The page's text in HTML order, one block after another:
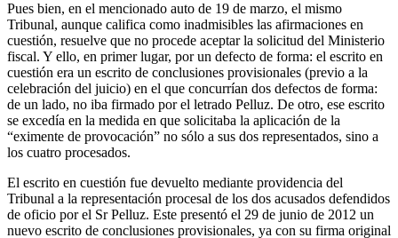
Pues bien, en el mencionado auto de 19 de marzo, el mismo
Tribunal, aunque califica como inadmisibles las afirmaciones en
cuestión, resuelve que no procede aceptar la solicitud del Ministerio
fiscal. Y ello, en primer lugar, por un defecto de forma: el escrito en
cuestión era un escrito de conclusiones provisionales (previo a la
celebración del juicio) en el que concurrían dos defectos de forma:
de un lado, no iba firmado por el letrado Pelluz. De otro, ese escrito
se excedía en la medida en que solicitaba la aplicación de la
“eximente de provocación” no sólo a sus dos representados, sino a
los cuatro procesados.
El escrito en cuestión fue devuelto mediante providencia del
Tribunal a la representación procesal de los dos acusados defendidos
de oficio por el Sr Pelluz. Este presentó el 29 de junio de 2012 un
nuevo escrito de conclusiones provisionales, ya con su firma original